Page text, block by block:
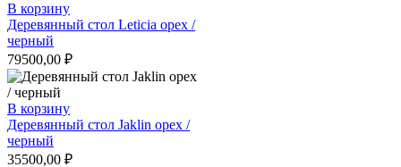
В корзину
Деревянный стол Leticia орех /
черный
79500,00 ₽
В корзину
Деревянный стол Jaklin орех /
черный
35500,00 ₽